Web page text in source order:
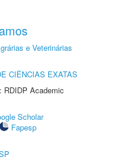
e Veterinárias
CIÊNCIAS EXATAS
RDIDP Academic
Scholar
Fapesp